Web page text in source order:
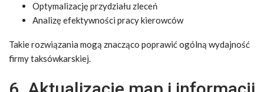
Optymalizację przydziału zleceń
Analizę efektywności pracy kierowców
Takie rozwiązania mogą znacząco poprawić ogólną wydajność
firmy taksówkarskiej.